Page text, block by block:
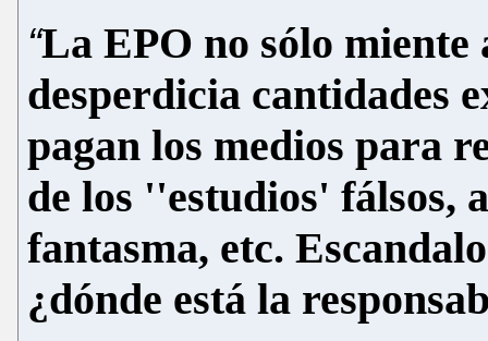
“La EPO no sólo
desperdicia cantidades
pagan los medios para
de los ''estudios' fálsos,
fantasma, etc.
¿dónde está la